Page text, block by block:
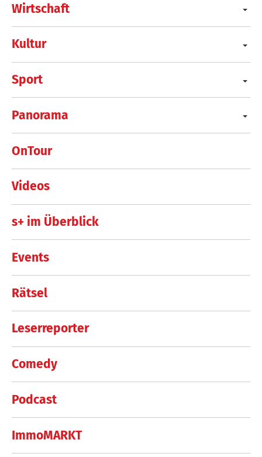
Wirtschaft
Kultur
Sport
Panorama
OnTour
Videos
s+ im Überblick
Events
Rätsel
Leserreporter
Comedy
Podcast
ImmoMARKT